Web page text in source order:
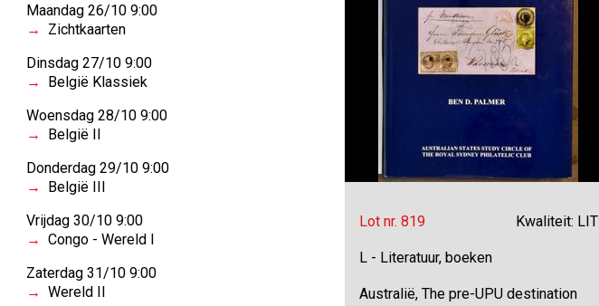
Maandag 26/10 9:00
Zichtkaarten
Dinsdag 27/10 9:00
België Klassiek
Woensdag 28/10 9:00
België II
Donderdag 29/10 9:00
België III
Vrijdag 30/10 9:00
Congo - Wereld I
Zaterdag 31/10 9:00
Wereld II
Lot nr. 819 Kwaliteit: LIT
L - Literatuur, boeken
Australië, The pre-UPU destination